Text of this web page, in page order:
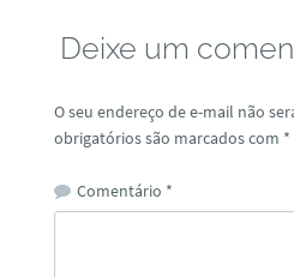
Deixe um
O seu endereço de e-mail não
obrigatórios são marcados com *
Comentário *